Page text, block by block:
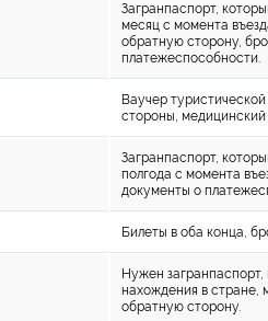
Загранпаспорт,
месяц с момента
обратную сторону,
платежеспособности.
Ваучер
стороны, медицинский
Загранпаспорт,
полгода с момента
документы о
Билеты в оба конца,
Нужен
нахождения в стране,
обратную сторону.